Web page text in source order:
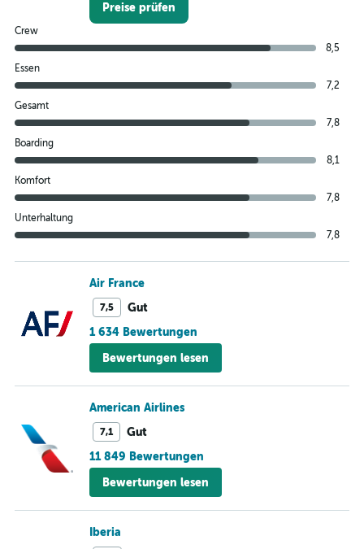
Preise prüfen
Crew
8,5
Essen
7,2
Gesamt
7,8
Boarding
8,1
Komfort
7,8
Unterhaltung
7,8
Air France
7,5
Gut
1 634 Bewertungen
Bewertungen lesen
American Airlines
7,1
Gut
11 849 Bewertungen
Bewertungen lesen
Iberia